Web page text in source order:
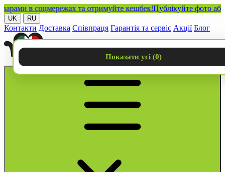
в соцмережах та отримуйте кешбек!Публікуйте фото або
UK RU
Контакти Доставка Співпраця Гарантія та сервіс Акції Блог
Показати усі (0)